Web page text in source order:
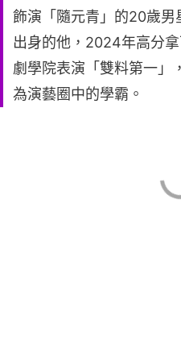
飾演「隨元青」的20歲男
出身的他，2024年高分
劇學院表演「雙料第一」
為演藝圈中的學霸。